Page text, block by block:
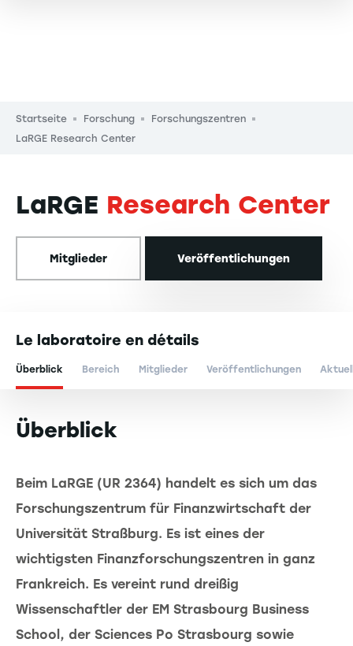
Pfadnavigation
Startseite Forschung
Forschungszentren
LaRGE Research Center
LaRGE Research Center
Mitglieder Veröffentlichungen
Le laboratoire en détails
Überblick Bereich Mitglieder Veröffentlichungen
Überblick
Beim LaRGE (UR 2364) handelt es sich um das
Forschungszentrum für Finanzwirtschaft der
Universität Straßburg. Es ist eines der
wichtigsten Finanzforschungszentren in ganz
Frankreich. Es vereint rund dreißig
Wissenschaftler der EM Strasbourg Business
School, der Sciences Po Strasbourg sowie